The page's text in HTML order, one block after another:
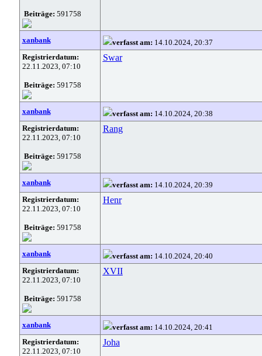
Beiträge: 591758
xanbank verfasst am: 14.10.2024, 20:37
Registrierdatum:
22.11.2023, 07:10
Beiträge: 591758
Swar
xanbank verfasst am: 14.10.2024, 20:38
Registrierdatum:
22.11.2023, 07:10
Beiträge: 591758
Rang
xanbank verfasst am: 14.10.2024, 20:39
Registrierdatum:
22.11.2023, 07:10
Beiträge: 591758
Henr
xanbank verfasst am: 14.10.2024, 20:40
Registrierdatum:
22.11.2023, 07:10
Beiträge: 591758
XVII
xanbank verfasst am: 14.10.2024, 20:41
Registrierdatum:
22.11.2023, 07:10
Joha